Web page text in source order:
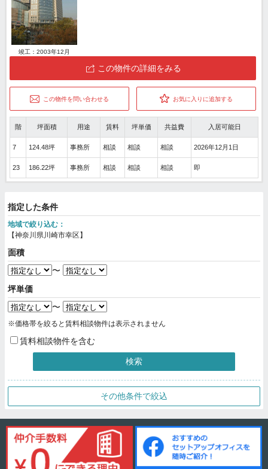
竣工：2003年12月
この物件の詳細をみる
この物件を問い合わせる お気に入りに追加する
階 坪面積 用途 賃料 坪単価 共益費 入居可能日
7 124.48坪 事務所 相談 相談 相談 2026年12月1日
23 186.22坪 事務所 相談 相談 相談 即
指定した条件
地域で絞り込む：
【神奈川県川崎市幸区】
面積
〜
坪単価
〜
※価格帯を絞ると賃料相談物件は表示されません
賃料相談物件を含む
検索
その他条件で絞込